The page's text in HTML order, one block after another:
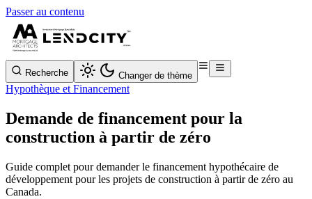
Passer au contenu
Recherche Changer de thème
Hypothèque et Financement
Demande de financement pour la
construction à partir de zéro
Guide complet pour demander le financement hypothécaire de
développement pour les projets de construction à partir de zéro au
Canada.